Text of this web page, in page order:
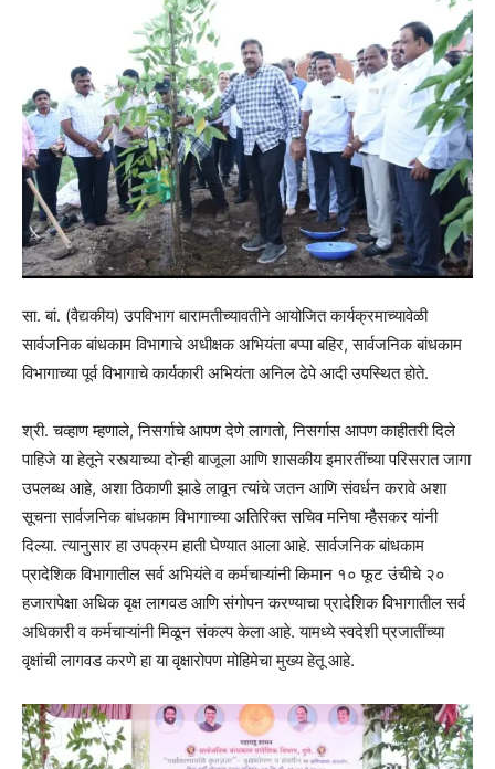
सा. बां. (वैद्यकीय) उपविभाग बारामतीच्यावतीने आयोजित कार्यक्रमाच्यावेळी
सार्वजनिक बांधकाम विभागाचे अधीक्षक अभियंता बप्पा बहिर, सार्वजनिक बांधकाम
विभागाच्या पूर्व विभागाचे कार्यकारी अभियंता अनिल ढेपे आदी उपस्थित होते.
श्री. चव्हाण म्हणाले, निसर्गाचे आपण देणे लागतो, निसर्गास आपण काहीतरी दिले
पाहिजे या हेतूने रस्त्याच्या दोन्ही बाजूला आणि शासकीय इमारतींच्या परिसरात जागा
उपलब्ध आहे, अशा ठिकाणी झाडे लावून त्यांचे जतन आणि संवर्धन करावे अशा
सूचना सार्वजनिक बांधकाम विभागाच्या अतिरिक्त सचिव मनिषा म्हैसकर यांनी
दिल्या. त्यानुसार हा उपक्रम हाती घेण्यात आला आहे. सार्वजनिक बांधकाम
प्रादेशिक विभागातील सर्व अभियंते व कर्मचाऱ्यांनी किमान १० फूट उंचीचे २०
हजारापेक्षा अधिक वृक्ष लागवड आणि संगोपन करण्याचा प्रादेशिक विभागातील सर्व
अधिकारी व कर्मचाऱ्यांनी मिळून संकल्प केला आहे. यामध्ये स्वदेशी प्रजातींच्या
वृक्षांची लागवड करणे हा या वृक्षारोपण मोहिमेचा मुख्य हेतू आहे.